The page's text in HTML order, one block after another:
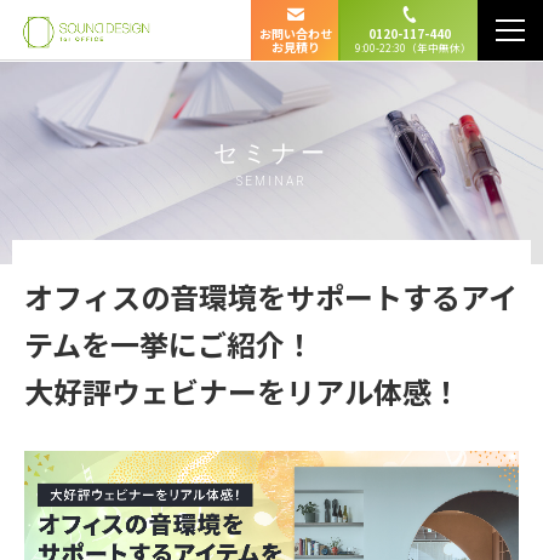
お問い合わせ
お見積り
0120-117-440
9:00-22:30（年中無休）
セミナー
SEMINAR
オフィスの音環境をサポートするアイ
テムを一挙にご紹介！
大好評ウェビナーをリアル体感！